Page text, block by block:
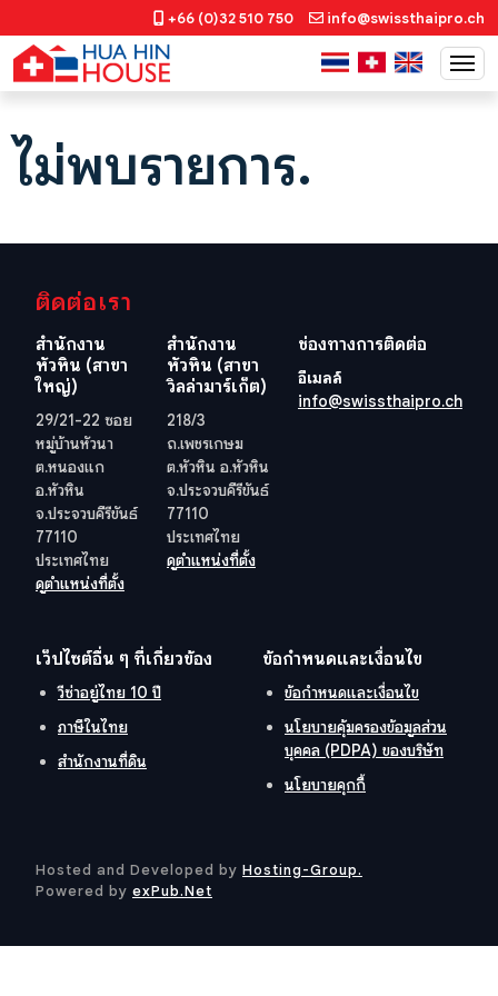
+66 (0)32 510 750 info@swissthaipro.ch
ไม่พบรายการ.
ติดต่อเรา
สำนักงาน
หัวหิน (สาขา
ใหญ่)
29/21-22 ซอย
หมู่บ้านหัวนา
ต.หนองแก
อ.หัวหิน
จ.ประจวบคีรีขันธ์
77110
ประเทศไทย
ดูตำแหน่งที่ตั้ง
สำนักงาน
หัวหิน (สาขา
วิลล่ามาร์เก็ต)
218/3
ถ.เพชรเกษม
ต.หัวหิน อ.หัวหิน
จ.ประจวบคีรีขันธ์
77110
ประเทศไทย
ดูตำแหน่งที่ตั้ง
ช่องทางการติดต่อ
อีเมลล์
info@swissthaipro.ch
เว็ปไซต์อื่น ๆ ที่เกี่ยวข้อง
วีซ่าอยู่ไทย 10 ปี
ภาษีในไทย
สำนักงานที่ดิน
ข้อกำหนดและเงื่อนไข
ข้อกำหนดและเงื่อนไข
นโยบายคุ้มครองข้อมูลส่วน
บุคคล (PDPA) ของบริษัท
นโยบายคุกกี้
Hosted and Developed by Hosting-Group.
Powered by exPub.Net